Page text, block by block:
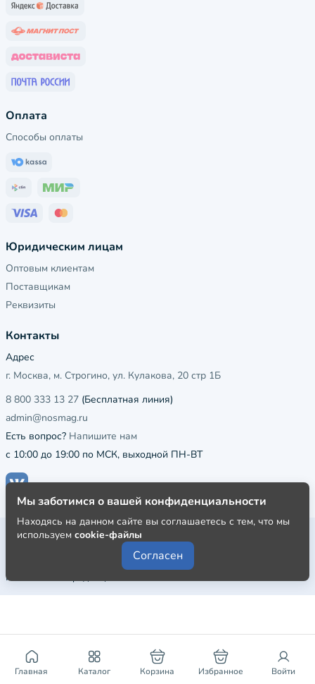
Главная Каталог Корзина Избранное Войти
Оплата
Способы оплаты
Юридическим лицам
Оптовым клиентам
Поставщикам
Реквизиты
Контакты
Адрес
г. Москва, м. Строгино, ул. Кулакова, 20 стр 1Б
8 800 333 13 27 (Бесплатная линия)
admin@nosmag.ru
Есть вопрос? Напишите нам
с 10:00 до 19:00 по МСК, выходной ПН-ВТ
Публичная оферта
Пользовательское соглашение
Политика конфиденциальности
Мы заботимся о вашей конфиденциальности
Находясь на данном сайте вы соглашаетесь с тем, что мы
используем cookie-файлы
Согласен